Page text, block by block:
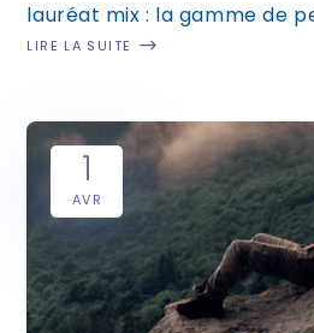
lauréat mix : la gamme de
LIRE LA SUITE
1
AVR